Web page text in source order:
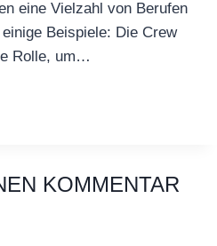
eine Vielzahl von Berufen
Beispiele: Die Crew
Rolle, um…
KOMMENTAR